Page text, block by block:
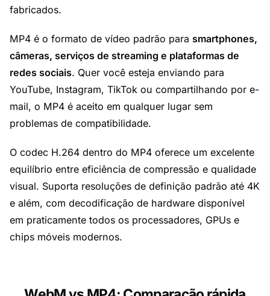
fabricados.
MP4 é o formato de vídeo padrão para smartphones,
câmeras, serviços de streaming e plataformas de
redes sociais. Quer você esteja enviando para
YouTube, Instagram, TikTok ou compartilhando por e-
mail, o MP4 é aceito em qualquer lugar sem
problemas de compatibilidade.
O codec H.264 dentro do MP4 oferece um excelente
equilíbrio entre eficiência de compressão e qualidade
visual. Suporta resoluções de definição padrão até 4K
e além, com decodificação de hardware disponível
em praticamente todos os processadores, GPUs e
chips móveis modernos.